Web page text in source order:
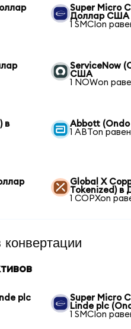
Super Micro
Доллар США
1 SMCIon
ServiceNow
США
1 NOWon
в
Abbott
1 ABTon
Global X
Tokenized)
1 COPXon
plc
Super Micro
Linde plc
1 SMCIon